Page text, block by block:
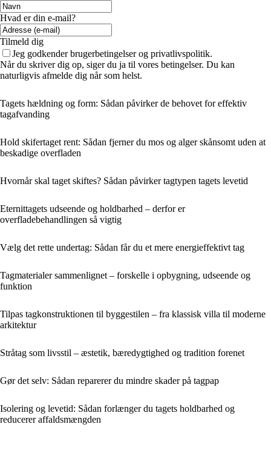
Hvad er din e-mail?
Tilmeld dig
Jeg godkender brugerbetingelser og privatlivspolitik.
Når du skriver dig op, siger du ja til vores betingelser. Du kan
naturligvis afmelde dig når som helst.
Tagets hældning og form: Sådan påvirker de behovet for effektiv
tagafvanding
Hold skifertaget rent: Sådan fjerner du mos og alger skånsomt uden at
beskadige overfladen
Hvornår skal taget skiftes? Sådan påvirker tagtypen tagets levetid
Eternittagets udseende og holdbarhed – derfor er
overfladebehandlingen så vigtig
Vælg det rette undertag: Sådan får du et mere energieffektivt tag
Tagmaterialer sammenlignet – forskelle i opbygning, udseende og
funktion
Tilpas tagkonstruktionen til byggestilen – fra klassisk villa til moderne
arkitektur
Stråtag som livsstil – æstetik, bæredygtighed og tradition forenet
Gør det selv: Sådan reparerer du mindre skader på tagpap
Isolering og levetid: Sådan forlænger du tagets holdbarhed og
reducerer affaldsmængden